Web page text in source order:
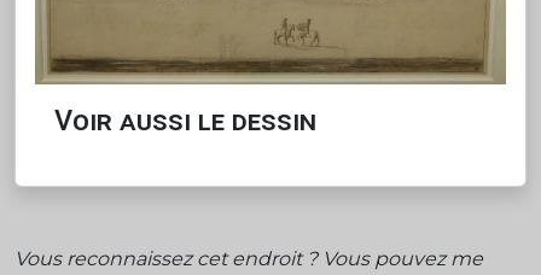
Voir aussi le dessin
Vous reconnaissez cet endroit ? Vous pouvez me